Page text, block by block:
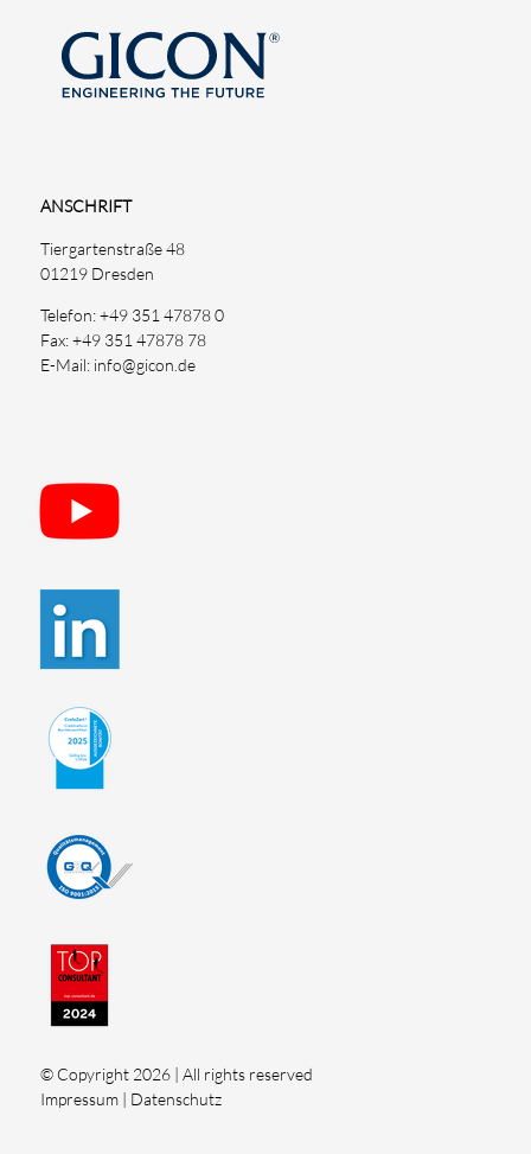
ANSCHRIFT
Tiergartenstraße 48
01219 Dresden
Telefon: +49 351 47878 0
Fax: +49 351 47878 78
E-Mail: info@gicon.de
© Copyright 2026 | All rights reserved
Impressum | Datenschutz